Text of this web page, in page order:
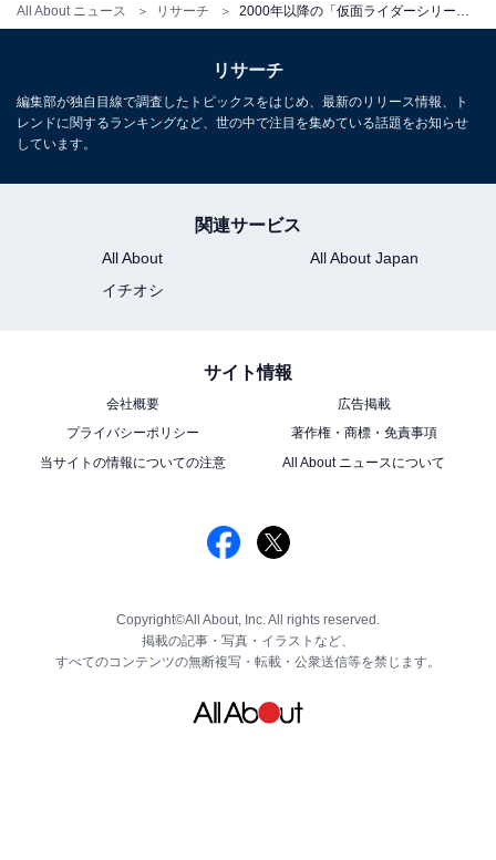
All About ニュース リサーチ 2000年以降の「仮面ライダーシリーズで主演した男優」ランキング！ 2位は「竹内涼真」、では1位は？
リサーチ
編集部が独自目線で調査したトピックスをはじめ、最新のリリース情報、ト
レンドに関するランキングなど、世の中で注目を集めている話題をお知らせ
しています。
関連サービス
All About
All About Japan
イチオシ
サイト情報
会社概要
広告掲載
プライバシーポリシー
著作権・商標・免責事項
当サイトの情報についての注意
All About ニュースについて
Copyright©All About, Inc. All rights reserved.
掲載の記事・写真・イラストなど、
すべてのコンテンツの無断複写・転載・公衆送信等を禁じます。